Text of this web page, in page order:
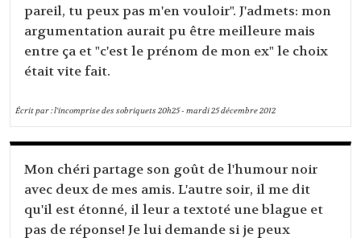
pareil, tu peux pas m'en vouloir". J'admets: mon
argumentation aurait pu être meilleure mais
entre ça et "c'est le prénom de mon ex" le choix
était vite fait.
Écrit par :l'incomprise des sobriquets20h25-mardi 25décembre 2012
Mon chéri partage son goût de l'humour noir
avec deux de mes amis. L'autre soir, il me dit
qu'il est étonné, il leur a textoté une blague et
pas de réponse! Je lui demande si je peux